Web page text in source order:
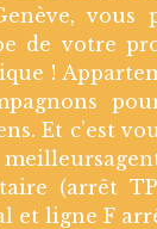
vous
de votre
!
Et c’est
(arrêt
et ligne F